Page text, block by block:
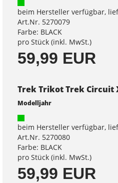
beim Hersteller verfügbar,
Art.Nr. 5270079
Farbe: BLACK
pro Stück (inkl. MwSt.)
59,99 EUR
Trek Trikot Trek Circuit
Modelljahr
beim Hersteller verfügbar,
Art.Nr. 5270080
Farbe: BLACK
pro Stück (inkl. MwSt.)
59,99 EUR